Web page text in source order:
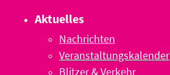
Aktuelles
Nachrichten
Veranstaltungskalender
Blitzer & Verkehr